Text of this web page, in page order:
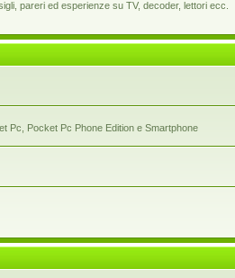
pareri ed esperienze su TV, decoder, lettori ecc.
Pc, Pocket Pc Phone Edition e Smartphone